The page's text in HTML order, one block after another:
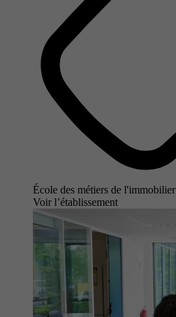
École des métiers de l'immobilier
Voir l’établissement